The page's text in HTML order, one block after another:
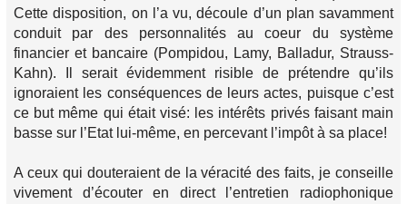
Cette disposition, on l’a vu, découle d’un plan savamment
conduit par des personnalités au coeur du système
financier et bancaire (Pompidou, Lamy, Balladur, Strauss-
Kahn). Il serait évidemment risible de prétendre qu’ils
ignoraient les conséquences de leurs actes, puisque c’est
ce but même qui était visé: les intérêts privés faisant main
basse sur l’Etat lui-même, en percevant l’impôt à sa place!
A ceux qui douteraient de la véracité des faits, je conseille
vivement d’écouter en direct l’entretien radiophonique